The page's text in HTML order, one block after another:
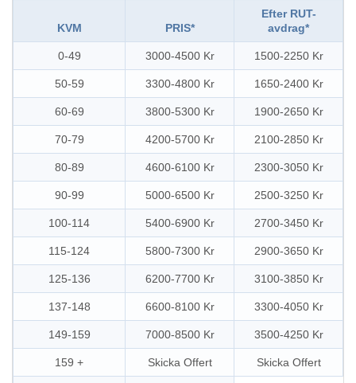
KVM PRIS*
Efter RUT-
avdrag*
0-49 3000-4500 Kr 1500-2250 Kr
50-59 3300-4800 Kr 1650-2400 Kr
60-69 3800-5300 Kr 1900-2650 Kr
70-79 4200-5700 Kr 2100-2850 Kr
80-89 4600-6100 Kr 2300-3050 Kr
90-99 5000-6500 Kr 2500-3250 Kr
100-114 5400-6900 Kr 2700-3450 Kr
115-124 5800-7300 Kr 2900-3650 Kr
125-136 6200-7700 Kr 3100-3850 Kr
137-148 6600-8100 Kr 3300-4050 Kr
149-159 7000-8500 Kr 3500-4250 Kr
159 + Skicka Offert Skicka Offert